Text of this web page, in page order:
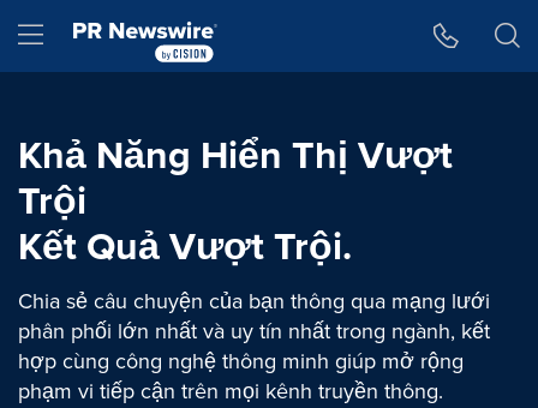
Hamburger menu
Khả Năng Hiển Thị Vượt
Trội
Kết Quả Vượt Trội.
Chia sẻ câu chuyện của bạn thông qua mạng lưới
phân phối lớn nhất và uy tín nhất trong ngành, kết
hợp cùng công nghệ thông minh giúp mở rộng
phạm vi tiếp cận trên mọi kênh truyền thông.